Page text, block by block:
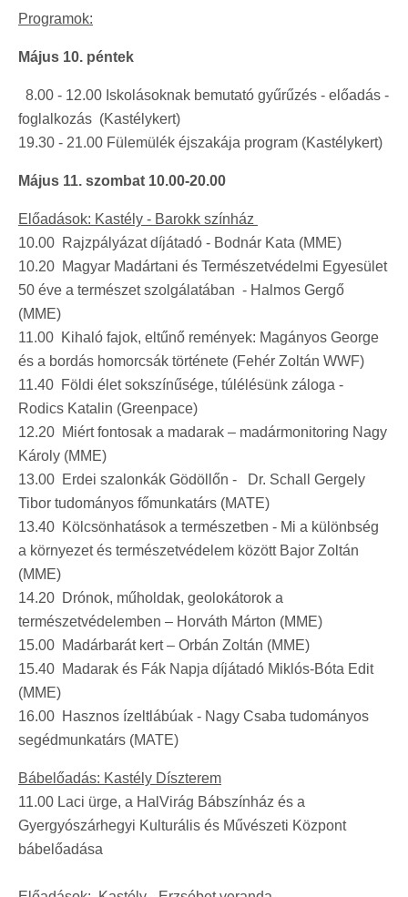
Programok:
Május 10. péntek
8.00 - 12.00 Iskolásoknak bemutató gyűrűzés - előadás -
foglalkozás (Kastélykert)
19.30 - 21.00 Fülemülék éjszakája program (Kastélykert)
Május 11. szombat 10.00-20.00
Előadások: Kastély - Barokk színház
10.00 Rajzpályázat díjátadó - Bodnár Kata (MME)
10.20 Magyar Madártani és Természetvédelmi Egyesület
50 éve a természet szolgálatában - Halmos Gergő
(MME)
11.00 Kihaló fajok, eltűnő remények: Magányos George
és a bordás homorcsák története (Fehér Zoltán WWF)
11.40 Földi élet sokszínűsége, túlélésünk záloga -
Rodics Katalin (Greenpace)
12.20 Miért fontosak a madarak – madármonitoring Nagy
Károly (MME)
13.00 Erdei szalonkák Gödöllőn - Dr. Schall Gergely
Tibor tudományos főmunkatárs (MATE)
13.40 Kölcsönhatások a természetben - Mi a különbség
a környezet és természetvédelem között Bajor Zoltán
(MME)
14.20 Drónok, műholdak, geolokátorok a
természetvédelemben – Horváth Márton (MME)
15.00 Madárbarát kert – Orbán Zoltán (MME)
15.40 Madarak és Fák Napja díjátadó Miklós-Bóta Edit
(MME)
16.00 Hasznos ízeltlábúak - Nagy Csaba tudományos
segédmunkatárs (MATE)
Bábelőadás: Kastély Díszterem
11.00 Laci ürge, a HalVirág Bábszínház és a
Gyergyószárhegyi Kulturális és Művészeti Központ
bábelőadása